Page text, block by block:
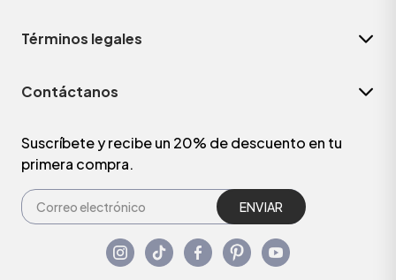
Términos legales
Contáctanos
Suscríbete y recibe un 20% de descuento en tu
primera compra.
ENVIAR